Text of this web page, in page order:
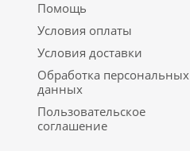
Помощь
Условия оплаты
Условия доставки
Обработка персональных
данных
Пользовательское
соглашение